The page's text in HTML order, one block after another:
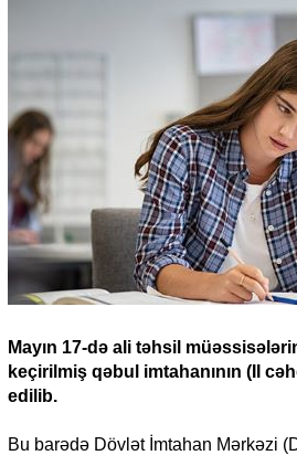
Mayın 17-də ali təhsil
keçirilmiş qəbul imtahanının (II
edilib.
Bu barədə Dövlət İmtahan Mərkəzi